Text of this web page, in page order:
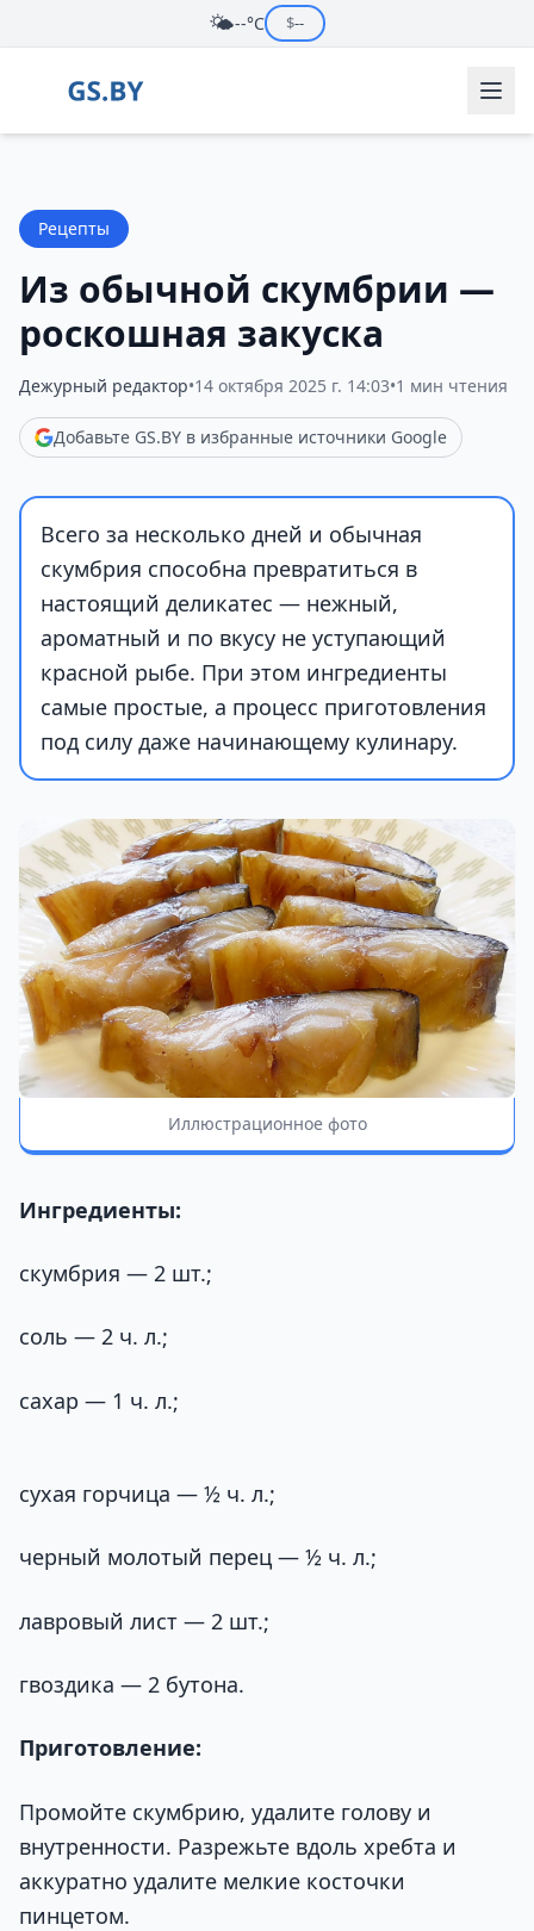
🌤️--°C $--
Рецепты
Из обычной скумбрии —
роскошная закуска
Дежурный редактор•14 октября 2025 г. 14:03•1 мин чтения
Добавьте GS.BY в избранные источники Google
Всего за несколько дней и обычная
скумбрия способна превратиться в
настоящий деликатес — нежный,
ароматный и по вкусу не уступающий
красной рыбе. При этом ингредиенты
самые простые, а процесс приготовления
под силу даже начинающему кулинару.
Иллюстрационное фото
Ингредиенты:
скумбрия — 2 шт.;
соль — 2 ч. л.;
сахар — 1 ч. л.;
сухая горчица — ½ ч. л.;
черный молотый перец — ½ ч. л.;
лавровый лист — 2 шт.;
гвоздика — 2 бутона.
Приготовление:
Промойте скумбрию, удалите голову и
внутренности. Разрежьте вдоль хребта и
аккуратно удалите мелкие косточки
пинцетом.